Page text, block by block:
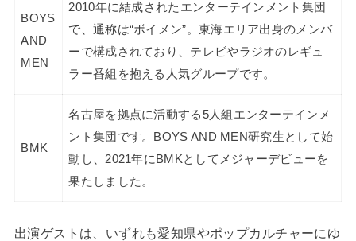
BOYS
AND
MEN
2010年に結成されたエンターテインメント集団
で、通称は“ボイメン”。東海エリア出身のメンバ
ーで構成されており、テレビやラジオのレギュ
ラー番組を抱える人気グループです。
BMK
名古屋を拠点に活動する5人組エンターテインメ
ント集団です。BOYS AND MEN研究生として始
動し、2021年にBMKとしてメジャーデビューを
果たしました。
出演ゲストは、いずれも愛知県やポップカルチャーにゆ